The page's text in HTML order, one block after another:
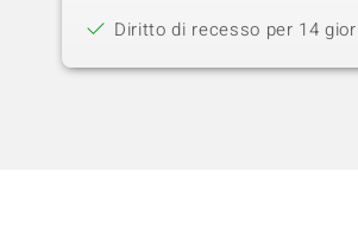
Diritto di recesso per 14